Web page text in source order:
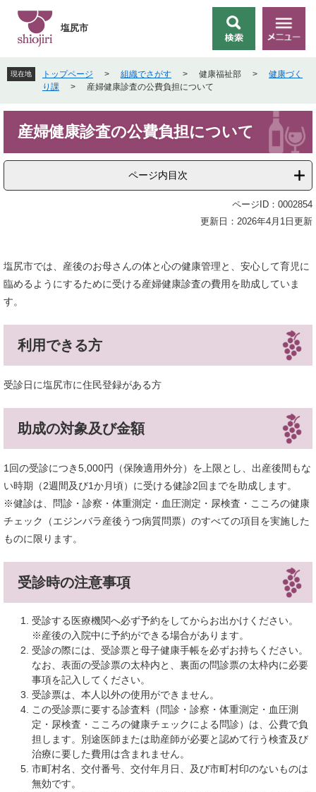
先
頭
す
を
飛
し
文
索
メ
ニ
ー
塩尻市
現在地 トップページ > 組織でさがす > 健康福祉部 >
健康づく
り課
> 産婦健康診査の公費負担について
産婦健康診査の公費負担について
ページ内目次
ページID：0002854
更新日：2026年4月1日更新
塩尻市では、産後のお母さんの体と心の健康管理と、安心して育児に
臨めるようにするために受ける産婦健康診査の費用を助成していま
す。
利用できる方
受診日に塩尻市に住民登録がある方
助成の対象及び金額
1回の受診につき5,000円（保険適用外分）を上限とし、出産後間もな
い時期（2週間及び1か月頃）に受ける健診2回までを助成します。
※健診は、問診・診察・体重測定・血圧測定・尿検査・こころの健康
チェック（エジンバラ産後うつ病質問票）のすべての項目を実施した
ものに限ります。
受診時の注意事項
受診する医療機関へ必ず予約をしてからお出かけください。
※産後の入院中に予約ができる場合があります。
受診の際には、受診票と母子健康手帳を必ずお持ちください。
なお、表面の受診票の太枠内と、裏面の問診票の太枠内に必要
事項を記入してください。
受診票は、本人以外の使用ができません。
この受診票に要する診査料（問診・診察・体重測定・血圧測
定・尿検査・こころの健康チェックによる問診）は、公費で負
担します。別途医師または助産師が必要と認めて行う検査及び
治療に要した費用は含まれません。
市町村名、交付番号、交付年月日、及び市町村印のないものは
無効です。